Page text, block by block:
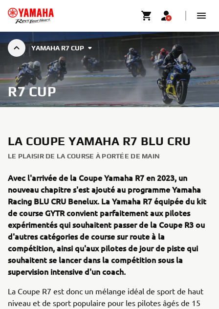
YAMAHA R7 CUP
R7 CUP
LA COUPE YAMAHA R7 BLU CRU
LE PLAISIR DE LA COURSE À PORTÉE DE MAIN
Avec l'arrivée de la Coupe Yamaha R7 en 2023, un
nouveau chapitre s'est ajouté au programme Yamaha
Racing BLU CRU Benelux. La Yamaha R7 équipée du kit
de course GYTR convient parfaitement aux pilotes
expérimentés qui souhaitent passer de la Coupe R3 ou
d'autres catégories de course sur route à la
compétition, ainsi qu'aux pilotes de jour de piste qui
souhaitent se lancer dans la compétition sous la
supervision intensive d'un coach.
La Coupe R7 est donc un mélange idéal de sport de haut
niveau et de sport populaire pour les pilotes âgés de 15